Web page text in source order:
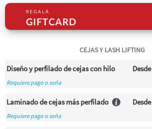
CEJAS Y LASH LIFTING
Diseño y perfilado de cejas con hilo Desde
Requiere pago o seña
Laminado de cejas más perfilado Desde
Requiere pago o seña